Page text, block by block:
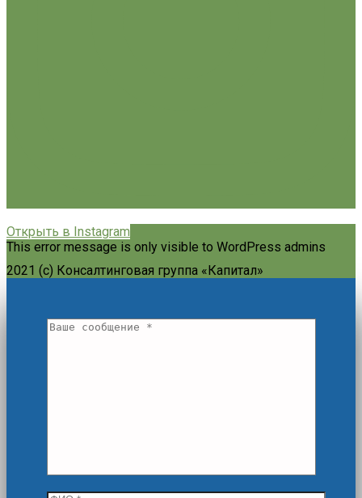
Открыть в Instagram
This error message is only visible to WordPress admins
2021 (c) Консалтинговая группа «Капитал»